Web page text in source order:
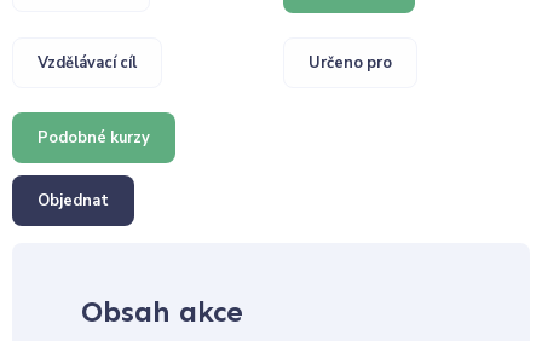
Vzdělávací cíl Určeno pro
Podobné kurzy
Objednat
Obsah akce